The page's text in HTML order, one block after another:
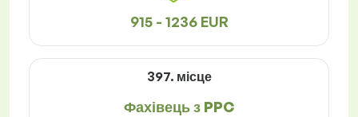
915 - 1236 EUR
397. місце
Фахівець з PPC